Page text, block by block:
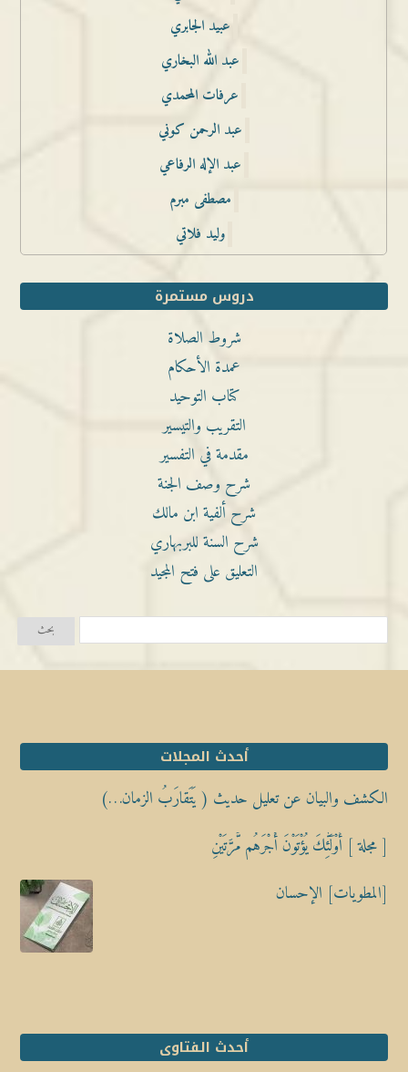
عبيد الجابري
عبد الله البخاري
عرفات المحمدي
عبد الرحمن كوني
عبد الإله الرفاعي
مصطفى مبرم
وليد فلاتي
دروس مستمرة
شروط الصلاة
عمدة الأحكام
كتاب التوحيد
التقريب والتيسير
مقدمة في التفسير
شرح وصف الجنة
شرح ألفية ابن مالك
شرح السنة للبربهاري
التعليق على فتح المجيد
أحدث المجلات
الكشف والبيان عن تعليل حديث ( يَتَقارَبُ الزمان…)
[ مجلة ] أُوْلَٰٓئِكَ يُؤْتَوْنَ أَجْرَهُم مَّرَّتَيْنِ
[المطويات] الإحسان
أحدث الفتاوى